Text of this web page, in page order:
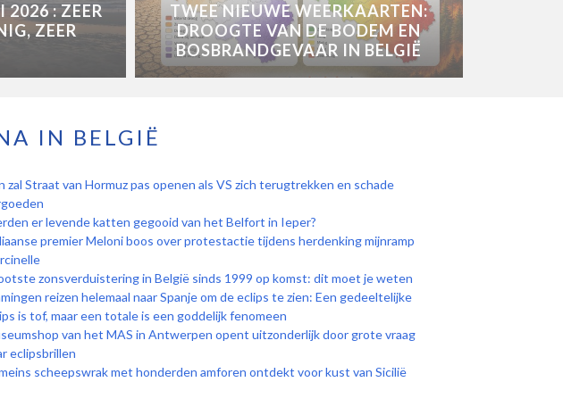
2026 : ZEER
ZEER
TWEE NIEUWE WEERKAARTEN:
DROOGTE VAN DE BODEM EN
BOSBRANDGEVAAR IN BELGIË
IN BELGIË
zal Straat van Hormuz pas openen als VS zich terugtrekken en schade
er levende katten gegooid van het Belfort in Ieper?
premier Meloni boos over protestactie tijdens herdenking mijnramp
zonsverduistering in België sinds 1999 op komst: dit moet je weten
reizen helemaal naar Spanje om de eclips te zien: Een gedeeltelijke
is tof, maar een totale is een goddelijk fenomeen
van het MAS in Antwerpen opent uitzonderlijk door grote vraag
eclipsbrillen
scheepswrak met honderden amforen ontdekt voor kust van Sicilië